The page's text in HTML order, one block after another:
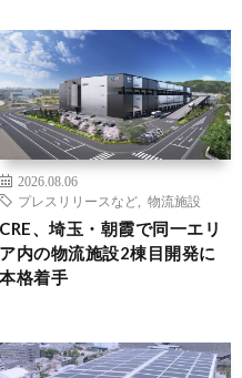
2026.08.06
プレスリリースなど
物流施設
CRE、埼玉・朝霞で同一エリ
ア内の物流施設2棟目開発に
本格着手